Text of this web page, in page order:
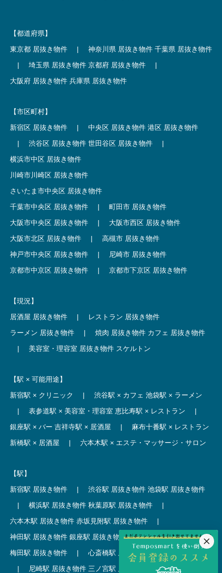
【都道府県】
東京都 居抜き物件
| 神奈川県 居抜き物件 千葉県 居抜き物件
|
埼玉県 居抜き物件 京都府 居抜き物件
|
大阪府 居抜き物件 兵庫県 居抜き物件
【市区町村】
新宿区 居抜き物件
| 中央区 居抜き物件 港区 居抜き物件
|
渋谷区 居抜き物件 世田谷区 居抜き物件
|
横浜市中区 居抜き物件
川崎市川崎区 居抜き物件
さいたま市中央区 居抜き物件
千葉市中央区 居抜き物件
|
町田市 居抜き物件
大阪市中央区 居抜き物件
|
大阪市西区 居抜き物件
大阪市北区 居抜き物件
|
高槻市 居抜き物件
神戸市中央区 居抜き物件
|
尼崎市 居抜き物件
京都市中京区 居抜き物件
| 京都市下京区 居抜き物件
【現況】
居酒屋 居抜き物件
|
レストラン 居抜き物件
ラーメン 居抜き物件
| 焼肉 居抜き物件 カフェ 居抜き物件
|
美容室・理容室 居抜き物件 スケルトン
【駅 × 可能用途】
新宿駅 × クリニック
| 渋谷駅 × カフェ 池袋駅 × ラーメン
|
表参道駅 × 美容室・理容室 恵比寿駅 × レストラン
|
銀座駅 × バー 吉祥寺駅 × 居酒屋 |
麻布十番駅 × レストラン
新橋駅 × 居酒屋
| 六本木駅 × エステ・マッサージ・サロン
【駅】
新宿駅 居抜き物件
| 渋谷駅 居抜き物件 池袋駅 居抜き物件
|
横浜駅 居抜き物件 秋葉原駅 居抜き物件
|
六本木駅 居抜き物件 赤坂見附駅 居抜き物件
|
神田駅 居抜き物件 銀座駅 居抜き物件 |
吉祥寺駅 居抜き物件
梅田駅 居抜き物件
| 心斎橋駅 居抜き物件 本町駅 居抜き物件
|
尼崎駅 居抜き物件 三ノ宮駅 居抜き物件 |